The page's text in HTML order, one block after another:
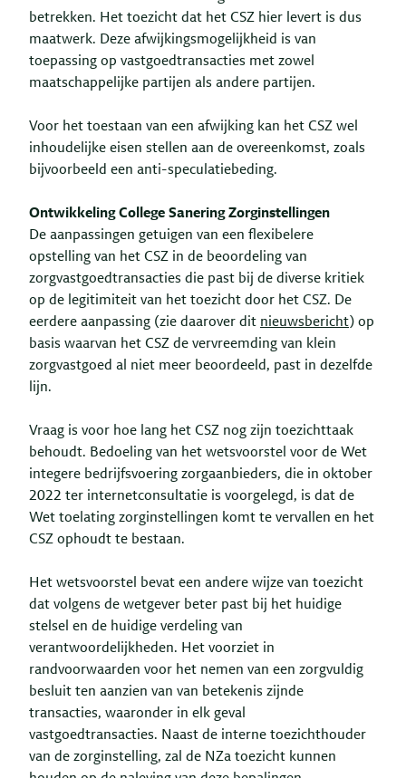
betrekken. Het toezicht dat het CSZ hier levert is dus
maatwerk. Deze afwijkingsmogelijkheid is van
toepassing op vastgoedtransacties met zowel
maatschappelijke partijen als andere partijen.
Voor het toestaan van een afwijking kan het CSZ wel
inhoudelijke eisen stellen aan de overeenkomst, zoals
bijvoorbeeld een anti-speculatiebeding.
Ontwikkeling College Sanering Zorginstellingen
De aanpassingen getuigen van een flexibelere
opstelling van het CSZ in de beoordeling van
zorgvastgoedtransacties die past bij de diverse kritiek
op de legitimiteit van het toezicht door het CSZ. De
eerdere aanpassing (zie daarover dit nieuwsbericht) op
basis waarvan het CSZ de vervreemding van klein
zorgvastgoed al niet meer beoordeeld, past in dezelfde
lijn.
Vraag is voor hoe lang het CSZ nog zijn toezichttaak
behoudt. Bedoeling van het wetsvoorstel voor de Wet
integere bedrijfsvoering zorgaanbieders, die in oktober
2022 ter internetconsultatie is voorgelegd, is dat de
Wet toelating zorginstellingen komt te vervallen en het
CSZ ophoudt te bestaan.
Het wetsvoorstel bevat een andere wijze van toezicht
dat volgens de wetgever beter past bij het huidige
stelsel en de huidige verdeling van
verantwoordelijkheden. Het voorziet in
randvoorwaarden voor het nemen van een zorgvuldig
besluit ten aanzien van van betekenis zijnde
transacties, waaronder in elk geval
vastgoedtransacties. Naast de interne toezichthouder
van de zorginstelling, zal de NZa toezicht kunnen